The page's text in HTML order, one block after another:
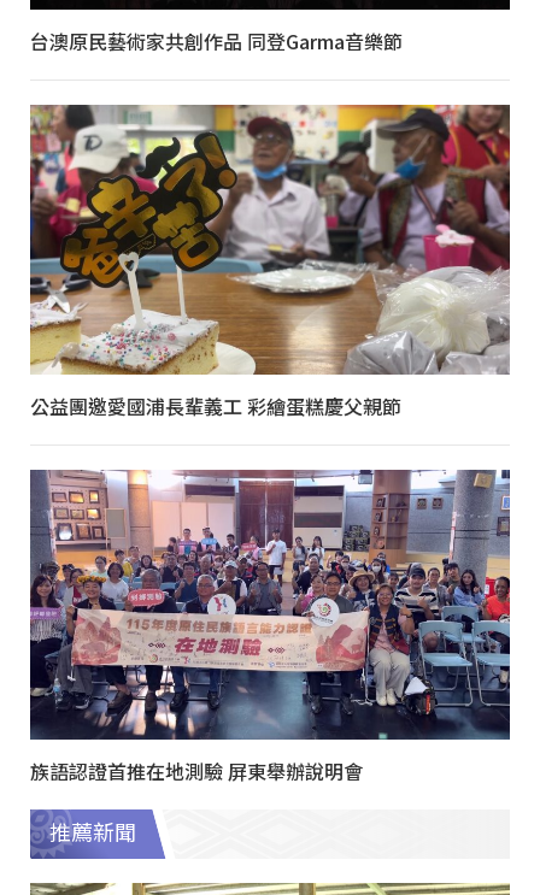
台澳原民藝術家共創作品 同登Garma音樂節
公益團邀愛國浦長輩義工 彩繪蛋糕慶父親節
族語認證首推在地測驗 屏東舉辦說明會
推薦新聞